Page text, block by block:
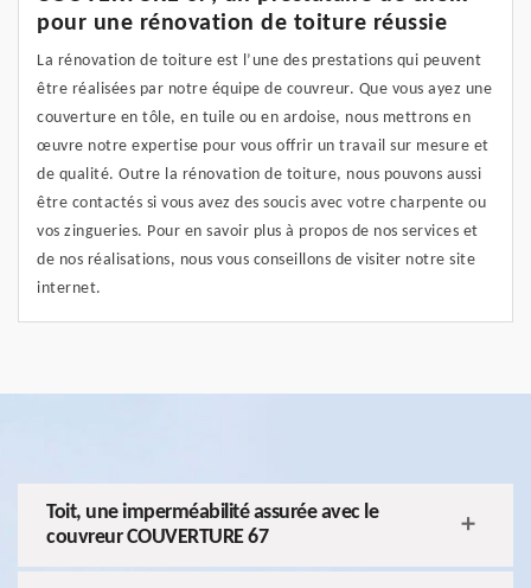
pour une rénovation de toiture réussie
La rénovation de toiture est l’une des prestations qui peuvent
être réalisées par notre équipe de couvreur. Que vous ayez une
couverture en tôle, en tuile ou en ardoise, nous mettrons en
œuvre notre expertise pour vous offrir un travail sur mesure et
de qualité. Outre la rénovation de toiture, nous pouvons aussi
être contactés si vous avez des soucis avec votre charpente ou
vos zingueries. Pour en savoir plus à propos de nos services et
de nos réalisations, nous vous conseillons de visiter notre site
internet.
Toit, une imperméabilité assurée avec le
couvreur COUVERTURE 67